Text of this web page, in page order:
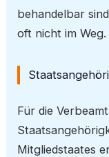
behandelbar
oft nicht im Weg.
Für die
Mitgliedstaates